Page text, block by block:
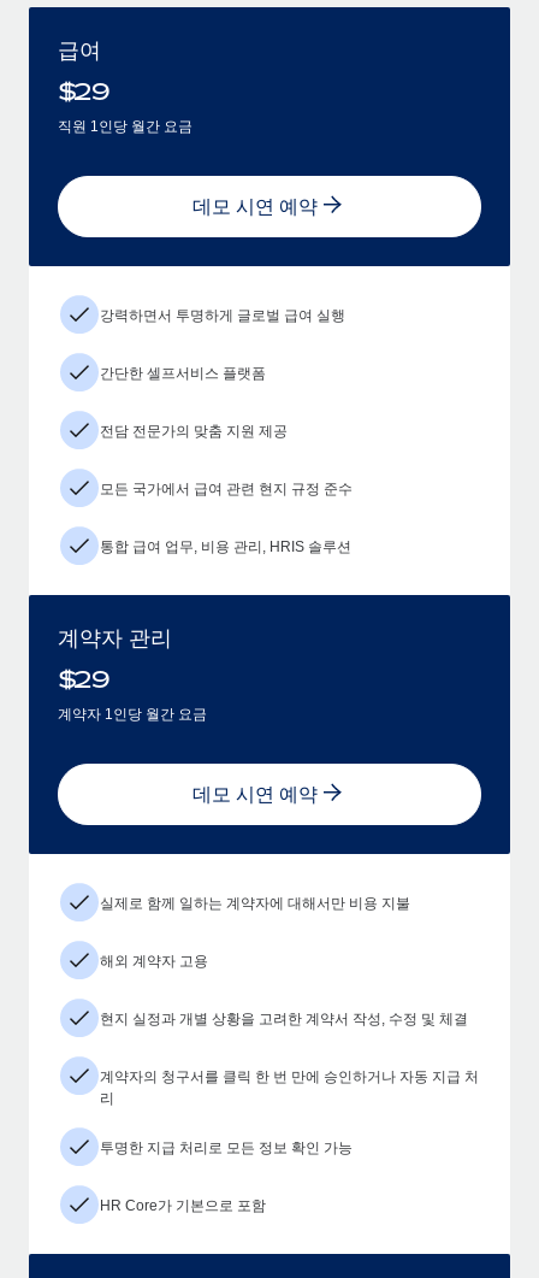
급여
$29
직원 1인당 월간 요금
데모 시연 예약
강력하면서 투명하게 글로벌 급여 실행
간단한 셀프서비스 플랫폼
전담 전문가의 맞춤 지원 제공
모든 국가에서 급여 관련 현지 규정 준수
통합 급여 업무, 비용 관리, HRIS 솔루션
계약자 관리
$29
계약자 1인당 월간 요금
데모 시연 예약
실제로 함께 일하는 계약자에 대해서만 비용 지불
해외 계약자 고용
현지 실정과 개별 상황을 고려한 계약서 작성, 수정 및 체결
계약자의 청구서를 클릭 한 번 만에 승인하거나 자동 지급 처
리
투명한 지급 처리로 모든 정보 확인 가능
HR Core가 기본으로 포함